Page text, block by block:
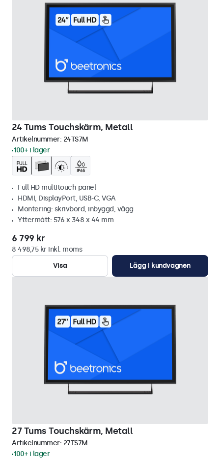
24 Tums Touchskärm, Metall
Artikelnummer: 24TS7M
100+ i lager
Full HD multitouch panel
HDMI, DisplayPort, USB-C, VGA
Montering: skrivbord, inbyggd, vägg
Yttermått: 576 x 348 x 44 mm
6 799 kr
8 498,75 kr inkl. moms
Visa
Lägg i kundvagnen
27 Tums Touchskärm, Metall
Artikelnummer: 27TS7M
100+ i lager